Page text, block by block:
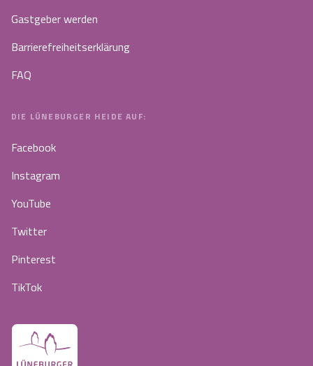
Gastgeber werden
Barrierefreiheitserklärung
FAQ
DIE LÜNEBURGER HEIDE AUF:
Facebook
Instagram
YouTube
Twitter
Pinterest
TikTok